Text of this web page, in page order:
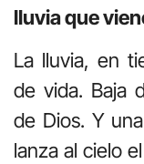
lluvia que
La lluvia, en
de vida. Baja
de Dios. Y
lanza al cielo